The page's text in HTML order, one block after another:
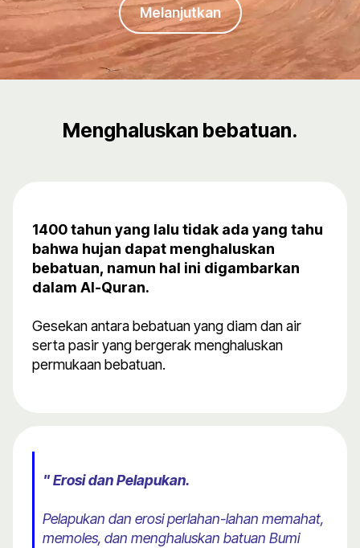
Melanjutkan
Menghaluskan bebatuan.
1400 tahun yang lalu tidak ada yang tahu
bahwa hujan dapat menghaluskan
bebatuan, namun hal ini digambarkan
dalam Al-Quran.
Gesekan antara bebatuan yang diam dan air
serta pasir yang bergerak menghaluskan
permukaan bebatuan.
" Erosi dan Pelapukan.
Pelapukan dan erosi perlahan-lahan memahat,
memoles, dan menghaluskan batuan Bumi